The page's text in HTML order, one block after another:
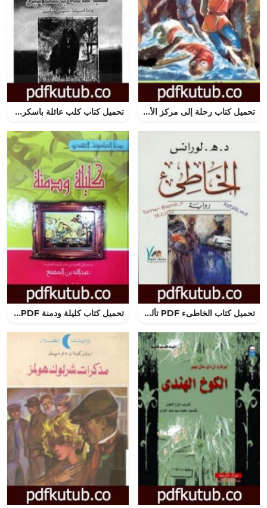
تحميل كتاب رحلة إلى مركز الأرض PDF تأليف نبيل فاروق مجانا [كامل] تحميل كتاب كلب عائلة باسكرفيل – شارلوك هولمز – ترجمة: عربي – إنجليزي PDF تأليف آرثر كونان دويل مجانا [كامل]
تحميل كتاب الخاطىء PDF تأليف ديفيد هربرت لورانس مجانا [كامل] تحميل كتاب كليلة ودمنة PDF تأليف عبد الله بن المقفع مجانا [كامل]